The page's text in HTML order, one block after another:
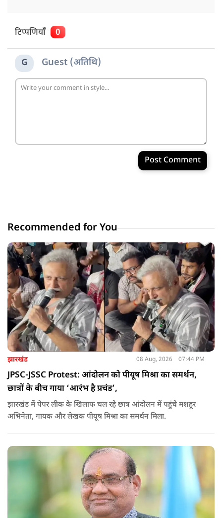
टिप्पणियाँ 0
G Guest (अतिथि)
Post Comment
Recommended for You
झारखंड 08 Aug, 2026 07:44 PM
JPSC-JSSC Protest: आंदोलन को पीयूष मिश्रा का समर्थन,
छात्रों के बीच गाया ‘आरंभ है प्रचंड’,
झारखंड में पेपर लीक के खिलाफ चल रहे छात्र आंदोलन में पहुंचे मशहूर
अभिनेता, गायक और लेखक पीयूष मिश्रा का समर्थन मिला.